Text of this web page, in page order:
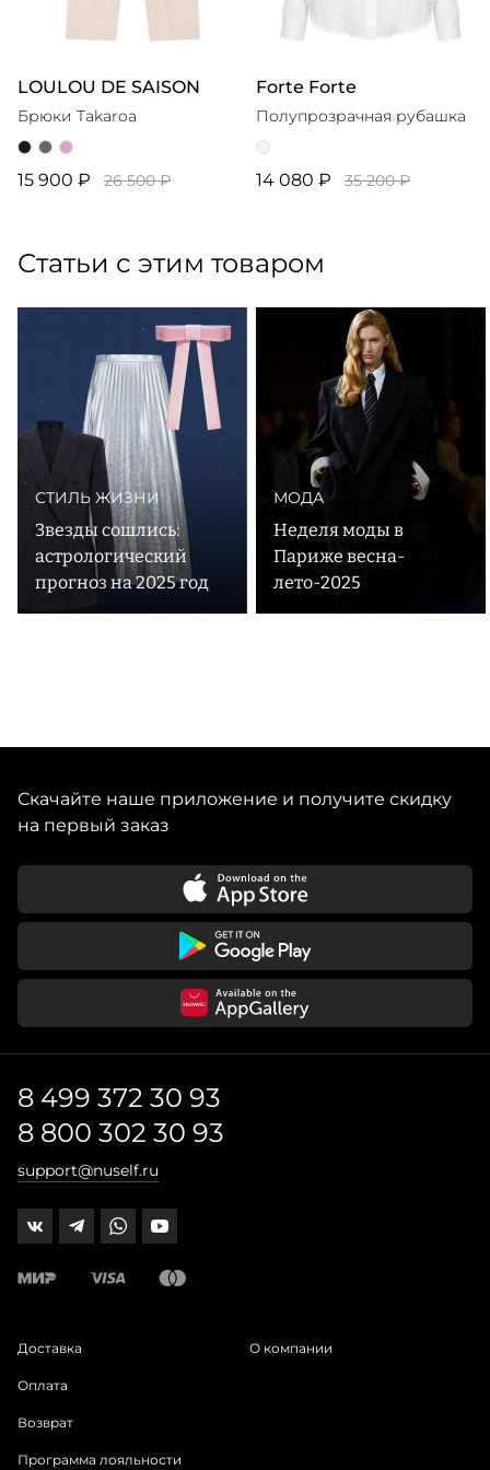
LOULOU DE SAISON
Брюки Takaroa
15 900 ₽ 26 500 ₽
Forte Forte
Полупрозрачная рубашка
14 080 ₽ 35 200 ₽
Статьи с этим товаром
СТИЛЬ ЖИЗНИ
Звезды сошлись:
астрологический
прогноз на 2025 год
МОДА
Неделя моды в
Париже весна-
лето-2025
Скачайте наше приложение и получите скидку
на первый заказ
8 499 372 30 93
8 800 302 30 93
support@nuself.ru
Доставка
Оплата
Возврат
Программа лояльности
О компании